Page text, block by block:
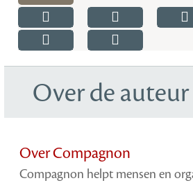
Over de auteur
Over Compagnon
Compagnon helpt mensen en